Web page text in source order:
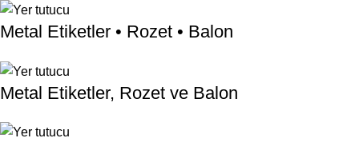
Metal Etiketler • Rozet • Balon
Metal Etiketler, Rozet ve Balon